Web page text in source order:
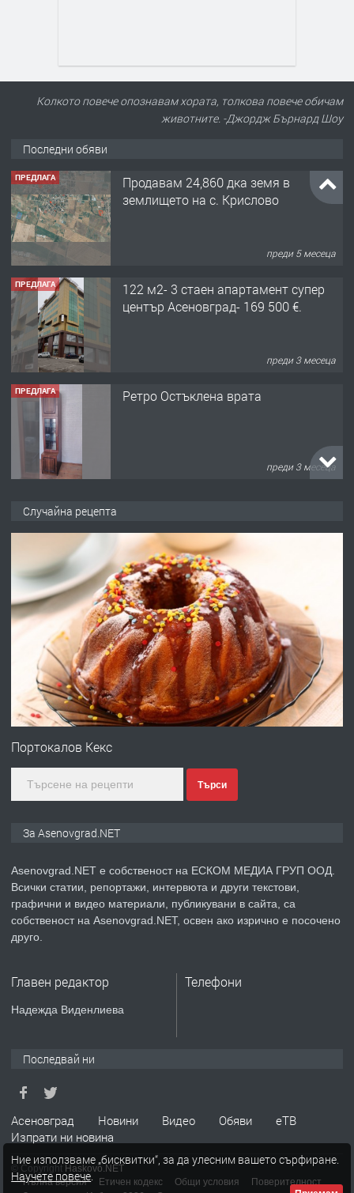
Колкото повече опознавам хората, толкова повече обичам
животните. -Джордж Бърнард Шоу
Последни обяви
Продавам 24,860 дка земя в
землището на с. Крислово
ПРЕДЛАГА
122 м2- 3 стаен апартамент супер
център Асеновград- 169 500 €.
преди 3 месеца
ПРЕДЛАГА Ретро Остъклена врата
преди 3 месеца
ПРЕДЛАГА
🌟HYUNDAI i10 - 2024 | Само 55 лв./
преди 10 месеца
ПРЕДЛАГА
Професионална зеленчукорезачка
за заведения и дома
преди 1 година
ПРЕДЛАГА Дава под наем Асеновград
преди 2 години
Висококачествени Целофанови
ПРЕДЛАГА
Случайна рецепта
Портокалов Кекс
Търси
За Asenovgrad.NET
Asenovgrad.NET е собственост на ЕСКОМ МЕДИА ГРУП ООД.
Всички статии, репортажи, интервюта и други текстови,
графични и видео материали, публикувани в сайта, са
собственост на Asenovgrad.NET, освен ако изрично е посочено
друго.
Главен редактор
Надежда Виденлиева
Телефони
Последвай ни
Асеновград Новини Видео Обяви
еТВ
Изпрати ни новина
© Copyright Haskovo.NET
Пълна версия
Етичен кодекс Общи условия
Поверителност
Ние използваме „бисквитки“, за да улесним вашето сърфиране.
Научете повече.